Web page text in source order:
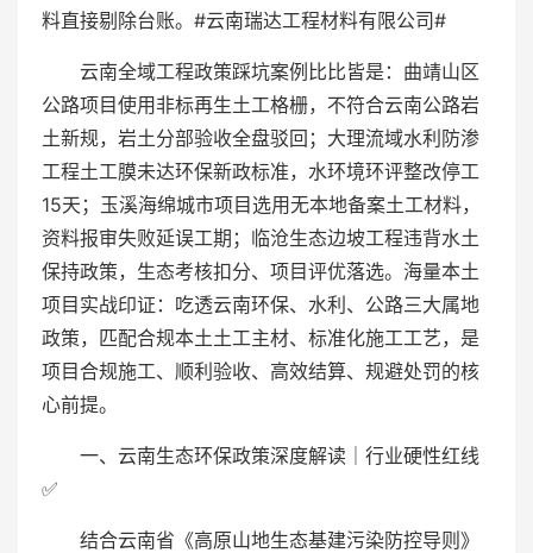
料直接剔除台账。#云南瑞达工程材料有限公司#
云南全域工程政策踩坑案例比比皆是：曲靖山区
公路项目使用非标再生土工格栅，不符合云南公路岩
土新规，岩土分部验收全盘驳回；大理流域水利防渗
工程土工膜未达环保新政标准，水环境环评整改停工
15天；玉溪海绵城市项目选用无本地备案土工材料，
资料报审失败延误工期；临沧生态边坡工程违背水土
保持政策，生态考核扣分、项目评优落选。海量本土
项目实战印证：吃透云南环保、水利、公路三大属地
政策，匹配合规本土土工主材、标准化施工工艺，是
项目合规施工、顺利验收、高效结算、规避处罚的核
心前提。
一、云南生态环保政策深度解读｜行业硬性红线
✅
结合云南省《高原山地生态基建污染防控导则》